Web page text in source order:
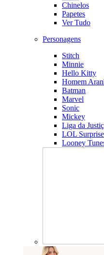
Chinelos
Papetes
Ver Tudo
Personagens
Stitch
Minnie
Hello Kitty
Homem
Batman
Marvel
Sonic
Mickey
Liga da
LOL Surprise
Looney